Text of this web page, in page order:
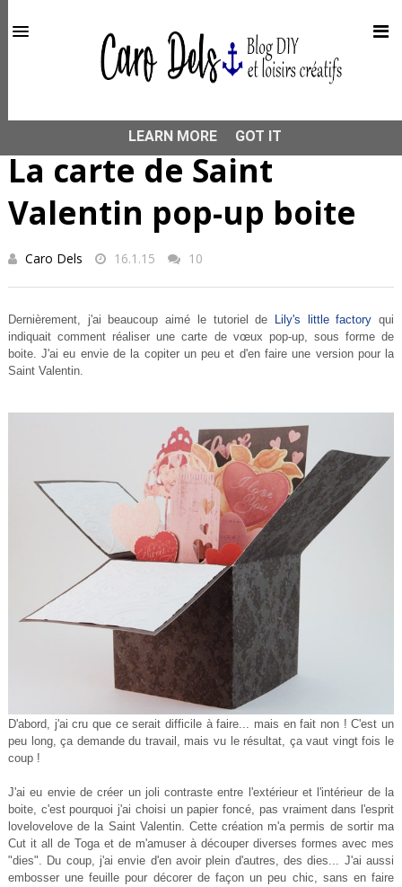
La carte de Saint
Valentin pop-up boite
Caro Dels 16.1.15 10
Dernièrement, j'ai beaucoup aimé le tutoriel de Lily's little factory qui
indiquait comment réaliser une carte de vœux pop-up, sous forme de
boite. J'ai eu envie de la copiter un peu et d'en faire une version pour la
Saint Valentin.
D'abord, j'ai cru que ce serait difficile à faire... mais en fait non ! C'est un
peu long, ça demande du travail, mais vu le résultat, ça vaut vingt fois le
coup !
J'ai eu envie de créer un joli contraste entre l'extérieur et l'intérieur de la
boite, c'est pourquoi j'ai choisi un papier foncé, pas vraiment dans l'esprit
lovelovelove de la Saint Valentin. Cette création m'a permis de sortir ma
Cut it all de Toga et de m'amuser à découper diverses formes avec mes
"dies". Du coup, j'ai envie d'en avoir plein d'autres, des dies... J'ai aussi
embosser une feuille pour décorer de façon un peu chic, sans en faire
This site uses cookies from Google to deliver its services
and to analyze traffic. Your IP address and user-agent are
shared with Google along with performance and security
metrics to ensure quality of service, generate usage
LEARN MORE
GOT IT